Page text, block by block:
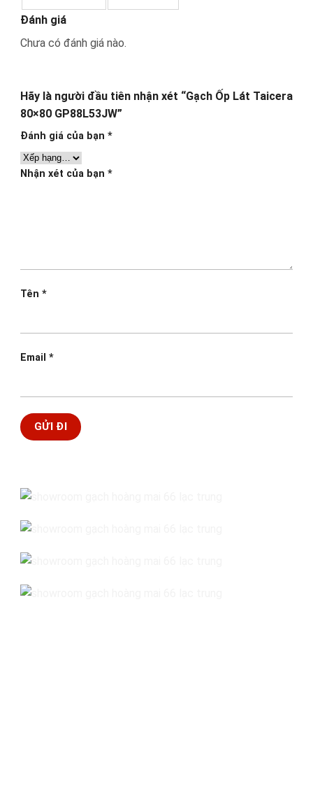
Đánh giá
Chưa có đánh giá nào.
Hãy là người đầu tiên nhận xét “Gạch Ốp Lát Taicera
80×80 GP88L53JW”
Đánh giá của bạn *
Nhận xét của bạn *
Tên *
Email *